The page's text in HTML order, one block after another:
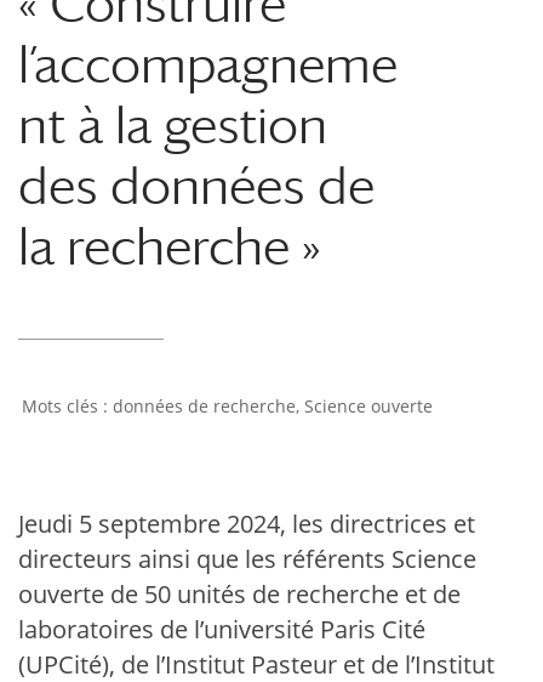
l’accompagneme
nt à la gestion
des données de
la recherche »
données de recherche, Science ouverte
Jeudi 5 septembre 2024, les directrices et
directeurs ainsi que les référents Science
ouverte de 50 unités de recherche et de
laboratoires de l’université Paris Cité
(UPCité), de l’Institut Pasteur et de l’Institut